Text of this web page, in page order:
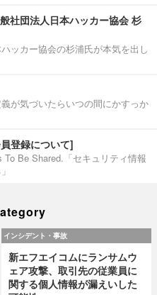
社団法人日本ハッカー協会 杉
ッカー協会の杉浦氏が本気を出し
が気づいたらいつの間にかすっか
登録について]
Be Shared.「セキュリティ情報
インシデント・事故
新エフエイコムにランサムウ
ェア攻撃、取引先の従業員に
関する個人情報が漏えいした